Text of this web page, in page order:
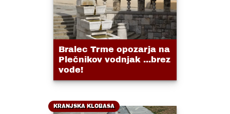
Bralec Trme opozarja na
Plečnikov vodnjak ...brez
vode!
KRANJSKA KLOBASA